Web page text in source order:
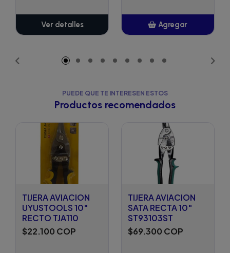
Ver detalles Agregar
PUEDE QUE TE INTERESEN ESTOS
Productos recomendados
TIJERA AVIACION
UYUSTOOLS 10"
RECTO TJA110
$22.100 COP
TIJERA AVIACION
SATA RECTA 10"
ST93103ST
$69.300 COP